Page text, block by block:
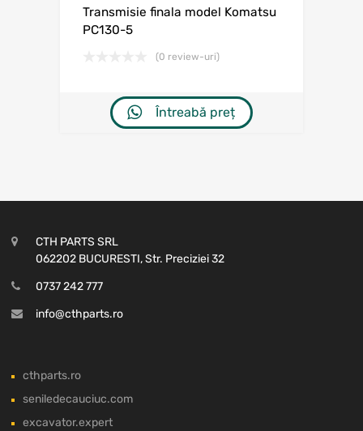
Transmisie finala model Komatsu
PC130-5
(0 review-uri)
Întreabă preț
CTH PARTS SRL
062202 BUCURESTI, Str. Preciziei 32
0737 242 777
info@cthparts.ro
cthparts.ro
seniledecauciuc.com
excavator.expert